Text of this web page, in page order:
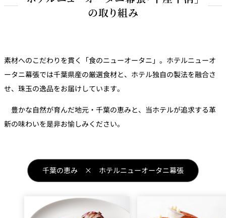
の取り組み
素材へのこだわりを貫く「食のニューオータニ」。ホテルニューオ
ータニ幕張では千葉県産の厳選食材と、ホテル独自の製法を融合さ
せ、珠玉の逸品をお届けしています。
豊かな自然が育んだ地元・千葉の恵みと、 当ホテルが追求する革
新の味わいを是非お愉しみください。
千葉の恵み × ホテルニューオータニ幕張